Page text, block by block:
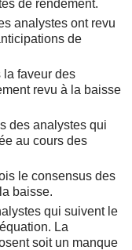
de rendement.
analystes ont revu
de
la faveur des
revu à la baisse
des analystes qui
au cours des
le consensus des
baisse.
qui suivent le
La
soit un manque